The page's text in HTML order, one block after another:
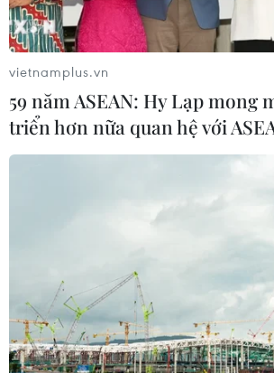
vietnamplus.vn
59 năm ASEAN: Hy Lạp mong
triển hơn nữa quan hệ với